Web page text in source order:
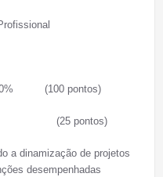
50% (100 pontos)
(25 pontos)
a dinamização de projetos
desempenhadas